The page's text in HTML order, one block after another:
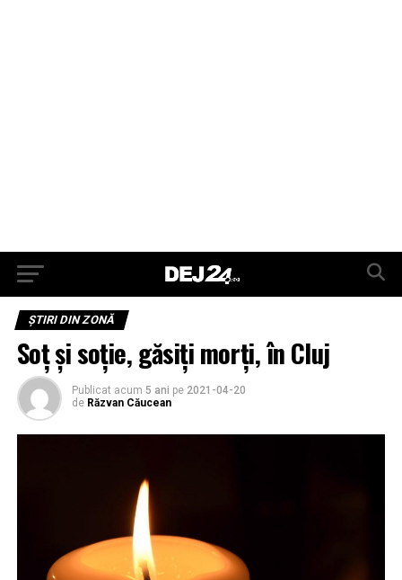
ŞTIRI DIN ZONĂ
Soț și soție, găsiți morți, în Cluj
Publicat acum 5 ani pe 2021-04-20
de Răzvan Căucean